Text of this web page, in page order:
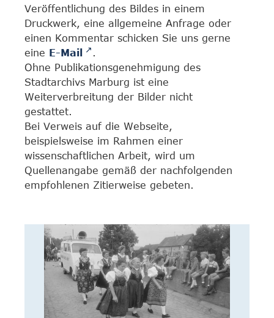
Veröffentlichung des Bildes in einem
Druckwerk, eine allgemeine Anfrage oder
einen Kommentar schicken Sie uns gerne
eine E-Mail
.
Ohne Publikationsgenehmigung des
Stadtarchivs Marburg ist eine
Weiterverbreitung der Bilder nicht
gestattet.
Bei Verweis auf die Webseite,
beispielsweise im Rahmen einer
wissenschaftlichen Arbeit, wird um
Quellenangabe gemäß der nachfolgenden
empfohlenen Zitierweise gebeten.